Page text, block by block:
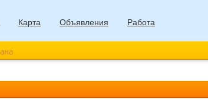
Карта Объявления Работа